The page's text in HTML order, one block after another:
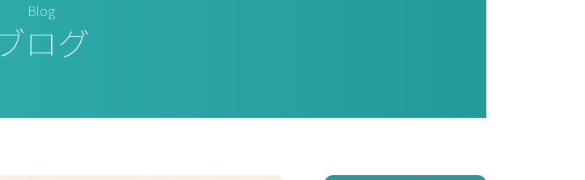
Blog
ログ